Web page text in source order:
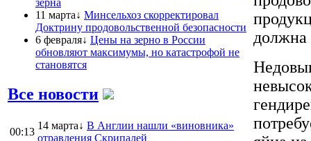
11 марта↓ Минсельхоз скорректировал
Доктрину продовольственной безопасности
6 февраля↓ Цены на зерно в России
обновляют максимумы, но катастрофой не
становятся
Все новости
00:13
14 марта↓ В Англии нашли «виновника»
отравления Скрипалей
должна